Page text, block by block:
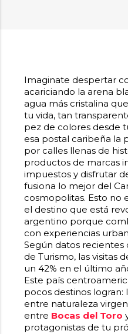
Imaginate despertar
acariciando la arena
agua más cristalina
tu vida, tan
pez de colores desde
esa postal caribeña la
por calles llenas de
productos de marcas
impuestos y disfrutar
fusiona lo mejor del
cosmopolitas. Esto no
el destino que está
argentino porque
con experiencias
Según datos
de Turismo, las visitas
un 42% en el último
Este país
pocos destinos
entre naturaleza
entre Bocas del Toro
protagonistas de tu